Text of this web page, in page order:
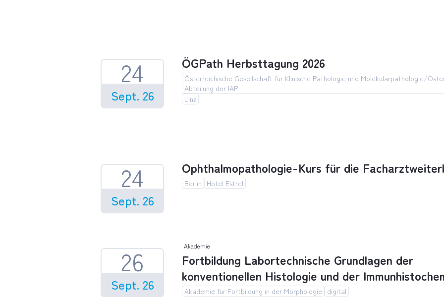
24
Sept. 26
ÖGPath Herbsttagung 2026
Österreichische Gesellschaft für Klinische Pathologie und Molekularpathologie/
Abteilung der IAP
Linz
24
Sept. 26
Ophthalmopathologie-Kurs für die
Berlin Hotel Estrel
26
Sept. 26
Akademie
Fortbildung Labortechnische Grundlagen der
konventionellen Histologie und der
Akademie für Fortbildung in der Morphologie digital